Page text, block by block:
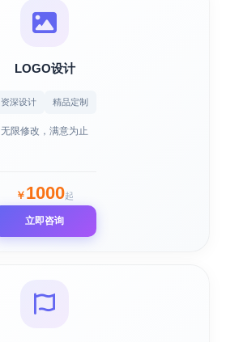
LOGO设计
资深设计 精品定制
无限修改，满意为止
￥ 1000起
立即咨询